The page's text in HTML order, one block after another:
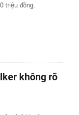
triệu đồng.
không rõ